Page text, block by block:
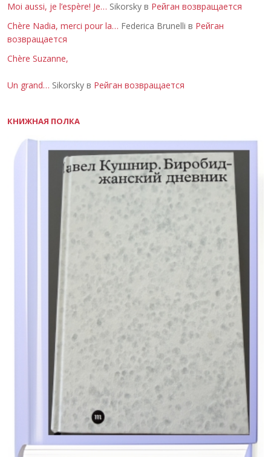
Moi aussi, je l’espère! Je… Sikorsky в Рейган возвращается
Chère Nadia, merci pour la… Federica Brunelli в Рейган
возвращается
Chère Suzanne,
Un grand… Sikorsky в Рейган возвращается
КНИЖНАЯ ПОЛКА